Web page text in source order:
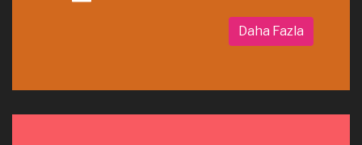
Daha Fazla